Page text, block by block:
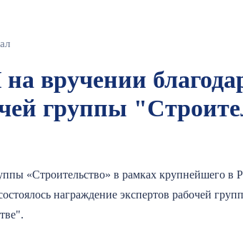
группы
«Строительство» в рамках крупнейшего в
награждение экспертов рабочей